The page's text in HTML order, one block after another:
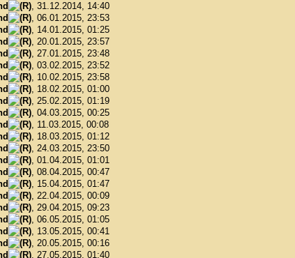
, 31.12.2014, 14:40
, 06.01.2015, 23:53
, 14.01.2015, 01:25
, 20.01.2015, 23:57
, 27.01.2015, 23:48
, 03.02.2015, 23:52
, 10.02.2015, 23:58
, 18.02.2015, 01:00
, 25.02.2015, 01:19
, 04.03.2015, 00:25
, 11.03.2015, 00:08
, 18.03.2015, 01:12
, 24.03.2015, 23:50
, 01.04.2015, 01:01
, 08.04.2015, 00:47
, 15.04.2015, 01:47
, 22.04.2015, 00:09
, 29.04.2015, 09:23
, 06.05.2015, 01:05
, 13.05.2015, 00:41
, 20.05.2015, 00:16
, 27.05.2015, 01:40